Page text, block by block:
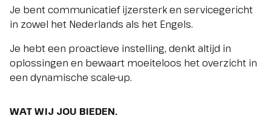
Je bent communicatief ijzersterk en servicegericht
in zowel het Nederlands als het Engels.
Je hebt een proactieve instelling, denkt altijd in
oplossingen en bewaart moeiteloos het overzicht in
een dynamische scale-up.
WAT WIJ JOU BIEDEN.